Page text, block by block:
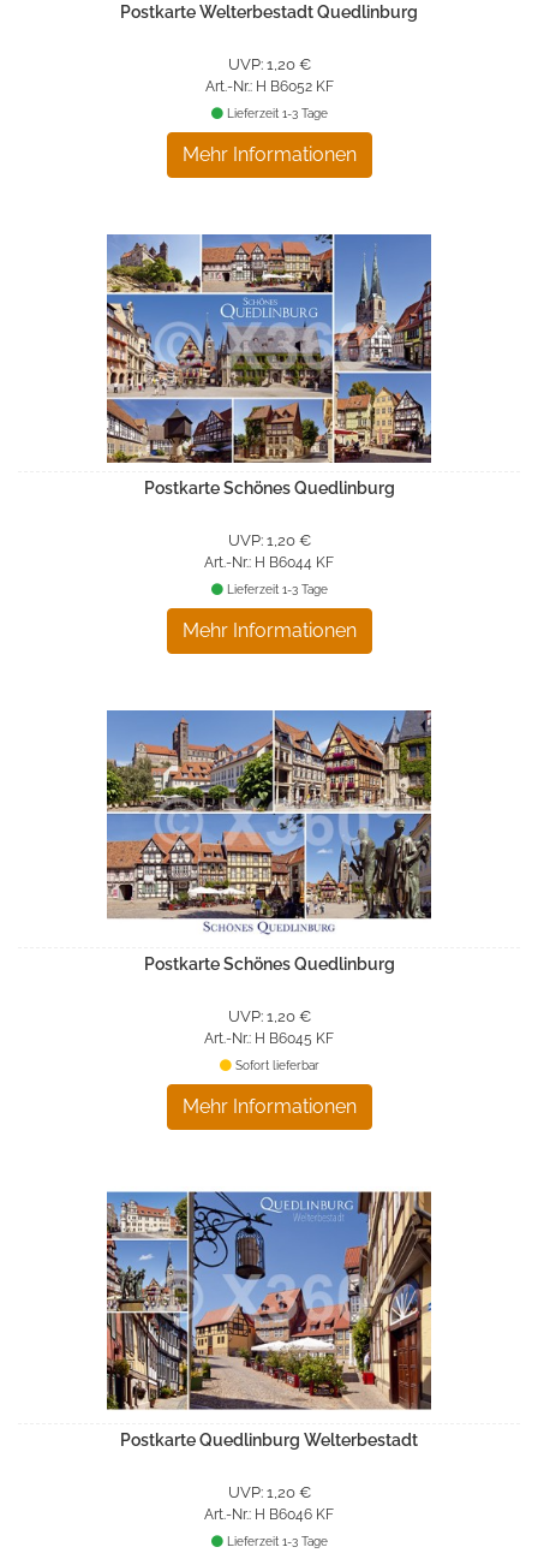
Postkarte Welterbestadt Quedlinburg
UVP: 1,20 €
Art.-Nr.: H B6052 KF
Mehr Informationen
Lieferzeit 1-3 Tage
Postkarte Schönes Quedlinburg
UVP: 1,20 €
Art.-Nr.: H B6044 KF
Mehr Informationen
Lieferzeit 1-3 Tage
Postkarte Schönes Quedlinburg
UVP: 1,20 €
Art.-Nr.: H B6045 KF
Mehr Informationen
Sofort lieferbar
Postkarte Quedlinburg Welterbestadt
UVP: 1,20 €
Art.-Nr.: H B6046 KF
Lieferzeit 1-3 Tage